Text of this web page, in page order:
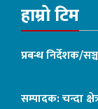
हाम्रो टिम
प्रबन्ध निर्देशक/
सम्पादक: चन्दा